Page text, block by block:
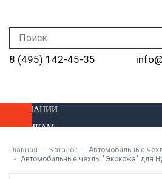
8 (495) 142-45-35
О КОМПАНИИ
ОПТОВИКАМ
ДОСТАВКА И ОПЛАТА
УСТАНОВКА
Главная Каталог
Автомобильные
Автомобильные чехлы "Экокожа" для